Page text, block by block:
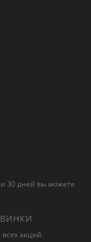
30 дней вы можете
акций.